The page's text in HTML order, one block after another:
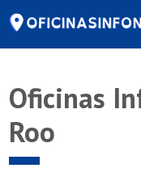
Saltar
Oficinas
Roo